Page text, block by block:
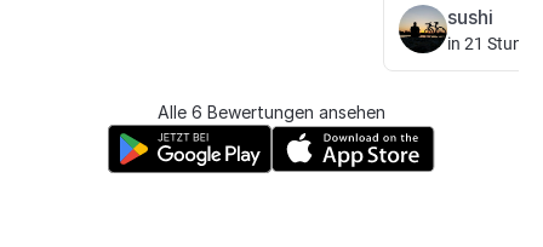
sushi
in 21
Alle 6 Bewertungen ansehen